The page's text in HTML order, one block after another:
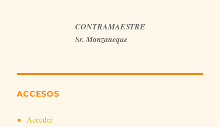
CONTRAMAESTRE
Sr. Manzaneque
ACCESOS
Acceder